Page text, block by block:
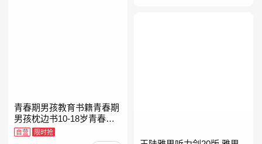
青春期男孩教育书籍青春期
男孩枕边书10-18岁青春期
男孩成长手册男生叛逆期非
暴力家庭教育父母心理学性
自营 限时抢